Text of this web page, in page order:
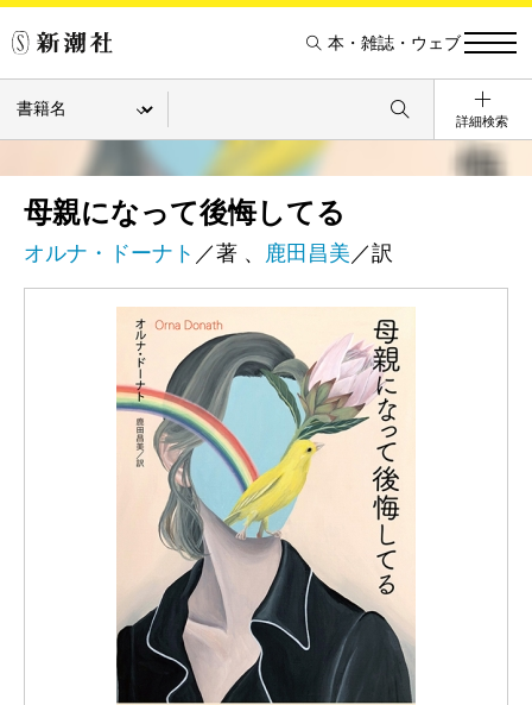
本・雑誌・ウェブ
詳細検索
母親になって後悔してる
オルナ・ドーナト ／著 、 鹿田昌美 ／訳